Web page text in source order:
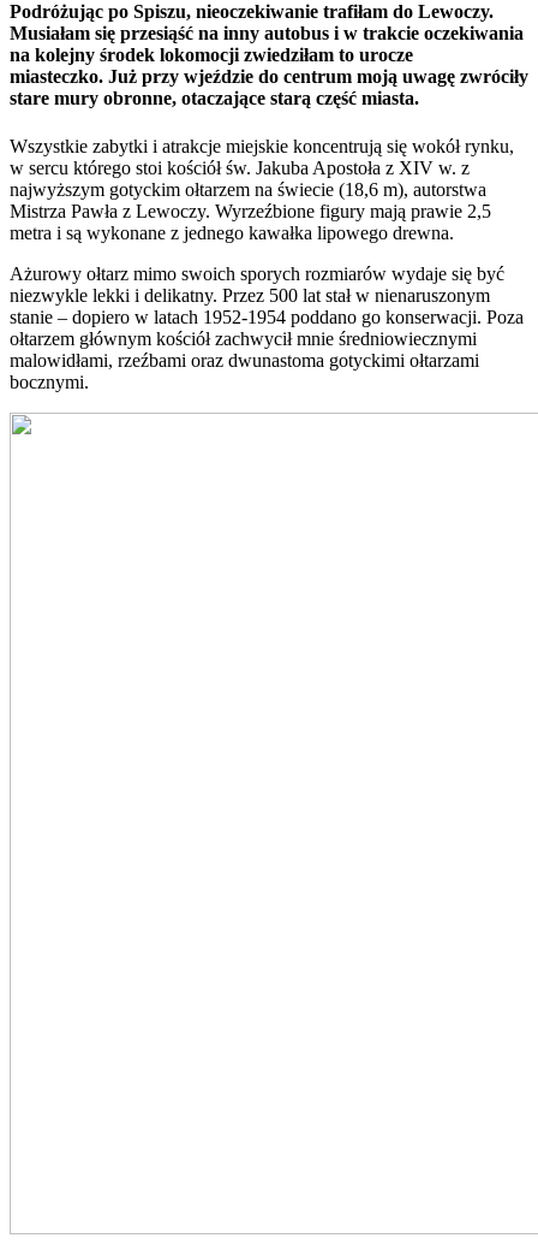
Podróżując po Spiszu, nieoczekiwanie trafiłam do Lewoczy.
Musiałam się przesiąść na inny autobus i w trakcie oczekiwania
na kolejny środek lokomocji zwiedziłam to urocze
miasteczko. Już przy wjeździe do centrum moją uwagę zwróciły
stare mury obronne, otaczające starą część miasta.
Wszystkie zabytki i atrakcje miejskie koncentrują się wokół rynku,
w sercu którego stoi kościół św. Jakuba Apostoła z XIV w. z
najwyższym gotyckim ołtarzem na świecie (18,6 m), autorstwa
Mistrza Pawła z Lewoczy. Wyrzeźbione figury mają prawie 2,5
metra i są wykonane z jednego kawałka lipowego drewna.
Ażurowy ołtarz mimo swoich sporych rozmiarów wydaje się być
niezwykle lekki i delikatny. Przez 500 lat stał w nienaruszonym
stanie – dopiero w latach 1952-1954 poddano go konserwacji. Poza
ołtarzem głównym kościół zachwycił mnie średniowiecznymi
malowidłami, rzeźbami oraz dwunastoma gotyckimi ołtarzami
bocznymi.